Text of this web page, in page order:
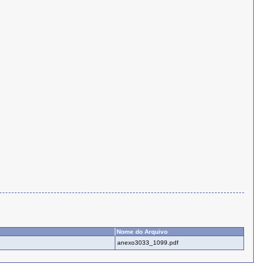
Nome do Arquivo
anexo3033_1099.pdf